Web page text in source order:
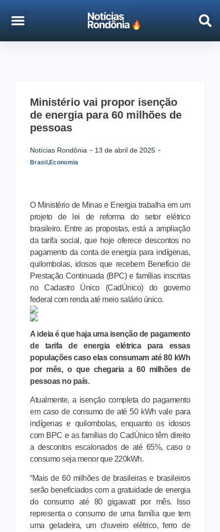
Ministério vai propor isenção
de energia para 60 milhões de
pessoas
Notícias Rondônia 13 de abril de 2025
Brasil,Economia
O Ministério de Minas e Energia trabalha em um
projeto de lei de reforma do setor elétrico
brasileiro. Entre as propostas, está a ampliação
da tarifa social, que hoje oferece descontos no
pagamento da conta de energia para indígenas,
quilombolas, idosos que recebem Benefício de
Prestação Continuada (BPC) e famílias inscritas
no Cadastro Único (CadÚnico) do governo
federal com renda até meio salário único.
A ideia é que haja uma isenção de pagamento
de tarifa de energia elétrica para essas
populações caso elas consumam até 80 kWh
por mês, o que chegaria a 60 milhões de
pessoas no país.
Atualmente, a isenção completa do pagamento
em caso de consumo de até 50 kWh vale para
indígenas e quilombolas, enquanto os idosos
com BPC e as famílias do CadÚnico têm direito
a descontos escalonados de até 65%, caso o
consumo seja menor que 220kWh.
“Mais de 60 milhões de brasileiras e brasileiros
serão beneficiados com a gratuidade de energia
do consumo até 80 gigawatt por mês. Isso
representa o consumo de uma família que tem
uma geladeira, um chuveiro elétrico, ferro de